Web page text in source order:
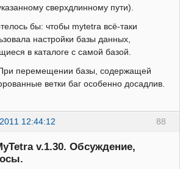
сверхдлинному пути).
бы: чтобы mytetra всё-таки
настройки базы данных,
в каталоге с самой базой.
перемещении базы, содержащей
ветки баг особенно досадлив.
88
12:44:12
v.1.30. Обсуждение,